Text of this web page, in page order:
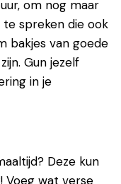
om nog maar
spreken die ook
bakjes van goede
Gun jezelf
in je
Deze kun
Voeg wat verse